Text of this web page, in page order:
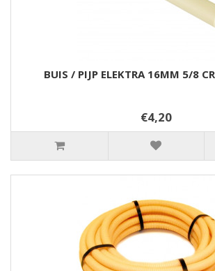
BUIS / PIJP ELEKTRA 16MM 5/8
€4,20